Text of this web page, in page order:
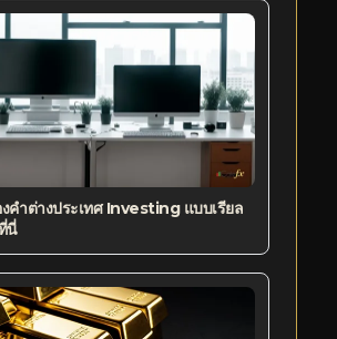
คำต่างประเทศ Investing แบบเรียล
นี่